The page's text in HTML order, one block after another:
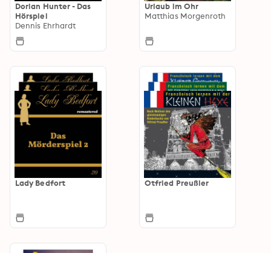
Dorian Hunter - Das
Hörspiel
Dennis Ehrhardt
Urlaub im Ohr
Matthias Morgenroth
Lady Bedfort Otfried Preußler